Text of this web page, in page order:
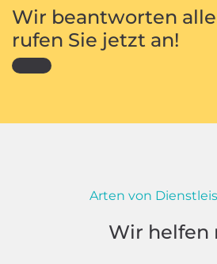
Wir beantworten
rufen Sie jetzt an!
Arten von
Wir helfen